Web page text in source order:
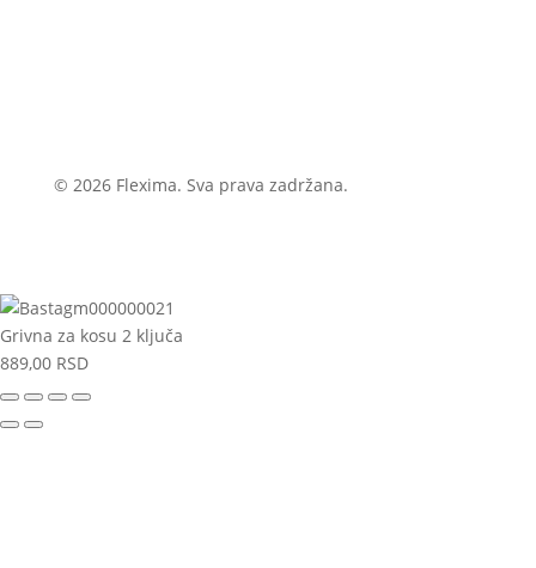
© 2026 Flexima. Sva prava zadržana.
Grivna za kosu 2 ključa
889,00 RSD